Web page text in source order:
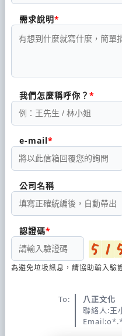
需求說明
我們怎麼稱呼你？
e-mail
公司名稱
認證碼
為避免垃圾訊息，請協助輸入驗
To:
八正文化
聯絡人:王